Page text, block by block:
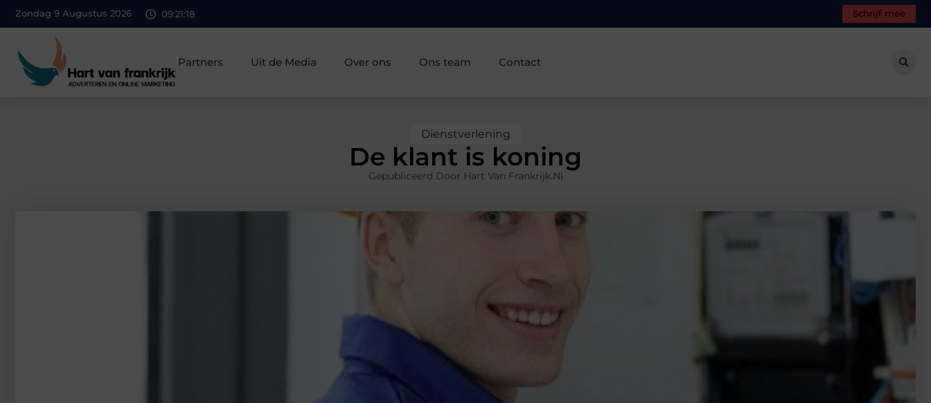
Zondag 9 Augustus 2026 09:21:19 Schrijf mee
Partners Uit de Media Over ons Ons team Contact
Dienstverlening
De klant is koning
Gepubliceerd Door Hart Van Frankrijk.nl